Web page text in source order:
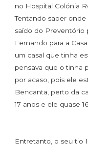
no Hospital Colónia
Tentando saber
saído do Preventório
Fernando para a
um casal que tinha
pensava que o tinha
por acaso, pois ele
Bencanta, perto da
17 anos e ele quase
Entretanto, o seu tio